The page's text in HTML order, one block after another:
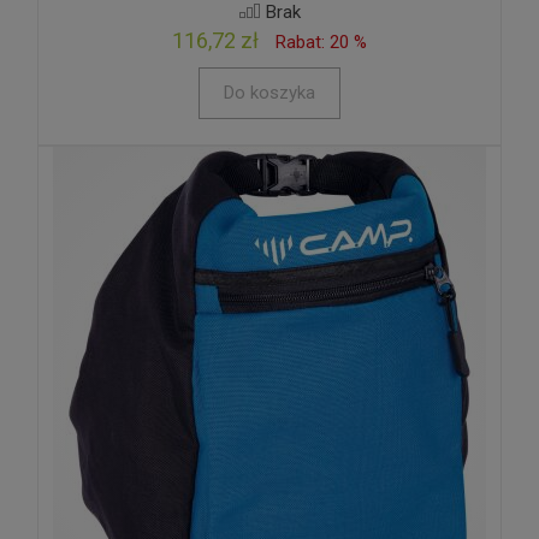
Brak
116,72 zł Rabat: 20 %
Do koszyka